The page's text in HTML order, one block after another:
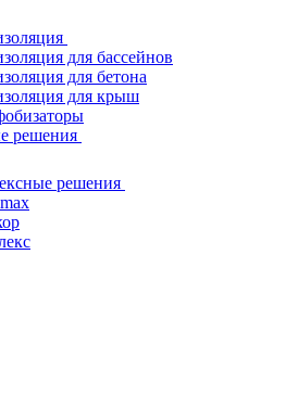
для бассейнов
для бетона
для крыш
решения
решения